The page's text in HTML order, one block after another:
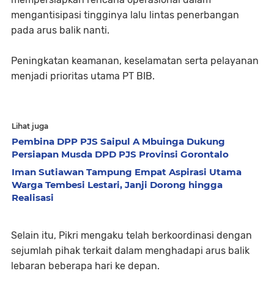
mengantisipasi tingginya lalu lintas penerbangan
pada arus balik nanti.
Peningkatan keamanan, keselamatan serta pelayanan
menjadi prioritas utama PT BIB.
Lihat juga
Pembina DPP PJS Saipul A Mbuinga Dukung
Persiapan Musda DPD PJS Provinsi Gorontalo
Iman Sutiawan Tampung Empat Aspirasi Utama
Warga Tembesi Lestari, Janji Dorong hingga
Realisasi
Selain itu, Pikri mengaku telah berkoordinasi dengan
sejumlah pihak terkait dalam menghadapi arus balik
lebaran beberapa hari ke depan.